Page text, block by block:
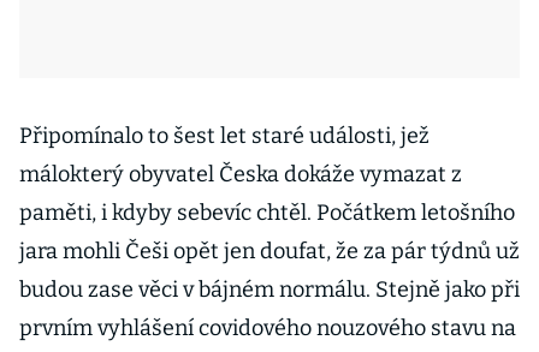
Připomínalo to šest let staré události, jež
málokterý obyvatel Česka dokáže vymazat z
paměti, i kdyby sebevíc chtěl. Počátkem letošního
jara mohli Češi opět jen doufat, že za pár týdnů už
budou zase věci v bájném normálu. Stejně jako při
prvním vyhlášení covidového nouzového stavu na